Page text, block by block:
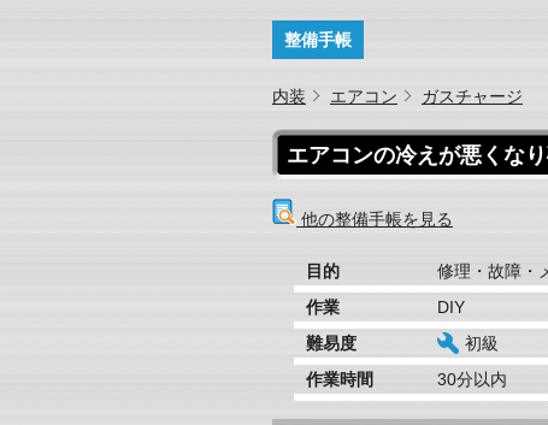
整備手帳
内装 エアコン ガスチャージ
エアコンの冷えが悪くな
他の整備手帳を見る
目的
修理・故障・
作業
DIY
難易度
初級
作業時間
30分以内